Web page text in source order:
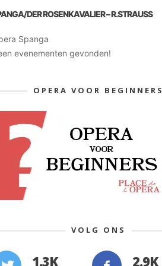
DER ROSENKAVALIER – R.STRAUSS
Spanga
evenementen gevonden!
OPERA VOOR BEGINNERS
VOLG ONS
1.3K